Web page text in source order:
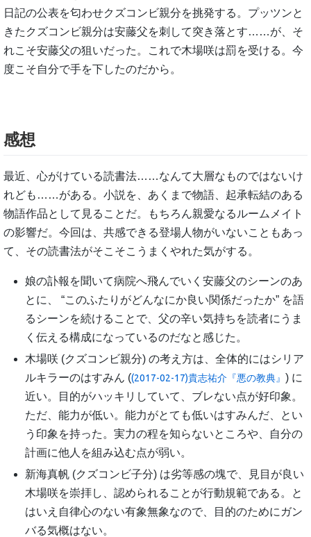
日記の公表を匂わせクズコンビ親分を挑発する。プッツンと
きたクズコンビ親分は安藤父を刺して突き落とす……が、そ
れこそ安藤父の狙いだった。これで木場咲は罰を受ける。今
度こそ自分で手を下したのだから。
感想
最近、心がけている読書法……なんて大層なものではないけ
れども……がある。小説を、あくまで物語、起承転結のある
物語作品として見ることだ。もちろん親愛なるルームメイト
の影響だ。今回は、共感できる登場人物がいないこともあっ
て、その読書法がそこそこうまくやれた気がする。
娘の訃報を聞いて病院へ飛んでいく安藤父のシーンのあ
とに、 “このふたりがどんなにか良い関係だったか” を語
るシーンを続けることで、父の辛い気持ちを読者にうま
く伝える構成になっているのだなと感じた。
木場咲 (クズコンビ親分) の考え方は、全体的にはシリア
ルキラーのはすみん ((2017-02-17)貴志祐介『悪の教典』 ) に
近い。目的がハッキリしていて、ブレない点が好印象。
ただ、能力が低い。能力がとても低いはすみんだ、とい
う印象を持った。実力の程を知らないところや、自分の
計画に他人を組み込む点が弱い。
新海真帆 (クズコンビ子分) は劣等感の塊で、見目が良い
木場咲を崇拝し、認められることが行動規範である。と
はいえ自律心のない有象無象なので、目的のためにガン
バる気概はない。